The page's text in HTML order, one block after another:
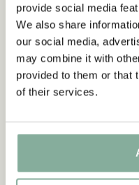
provide social media
We also share
our social media,
may combine it with
provided to them or that
of their services.